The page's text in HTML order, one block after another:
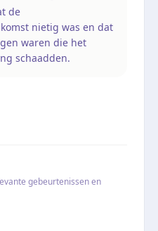
de
nietig was en dat
waren die het
schaadden.
gebeurtenissen en